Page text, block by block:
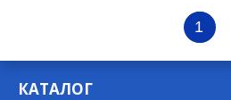
1
КАТАЛОГ